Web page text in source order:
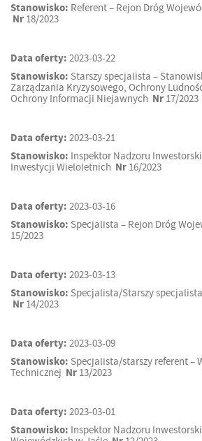
Stanowisko: Referent – Rejon Dróg
Nr 18/2023
Data oferty: 2023-03-22
Stanowisko: Starszy specjalista –
Zarządzania Kryzysowego, Ochrony
Ochrony Informacji Niejawnych Nr 17/2023
Data oferty: 2023-03-21
Stanowisko: Inspektor Nadzoru
Inwestycji Wieloletnich Nr 16/2023
Data oferty: 2023-03-16
Stanowisko: Specjalista – Rejon Dróg
15/2023
Data oferty: 2023-03-13
Stanowisko: Specjalista/Starszy specjalista
Nr 14/2023
Data oferty: 2023-03-09
Stanowisko: Specjalista/starszy referent –
Technicznej Nr 13/2023
Data oferty: 2023-03-01
Stanowisko: Inspektor Nadzoru